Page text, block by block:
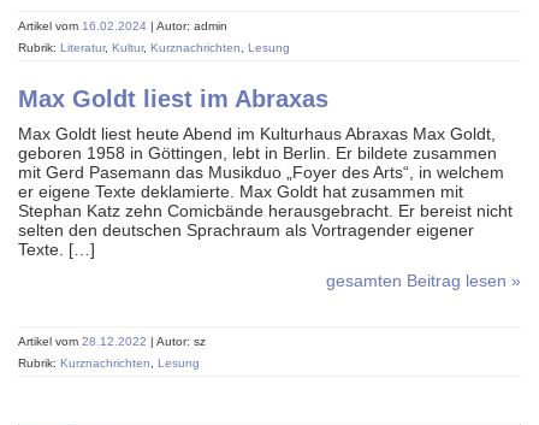
Artikel vom 16.02.2024 | Autor: admin
Rubrik: Literatur, Kultur, Kurznachrichten Lesung
Max Goldt liest im Abraxas
Max Goldt liest heute Abend im Kulturhaus Abraxas Max Goldt,
geboren 1958 in Göttingen, lebt in Berlin. Er bildete zusammen
mit Gerd Pasemann das Musikduo „Foyer des Arts“, in welchem
er eigene Texte deklamierte. Max Goldt hat zusammen mit
Stephan Katz zehn Comicbände herausgebracht. Er bereist nicht
selten den deutschen Sprachraum als Vortragender eigener
Texte. […]
gesamten Beitrag lesen »
Artikel vom 28.12.2022 | Autor: sz
Rubrik: Kurznachrichten Lesung